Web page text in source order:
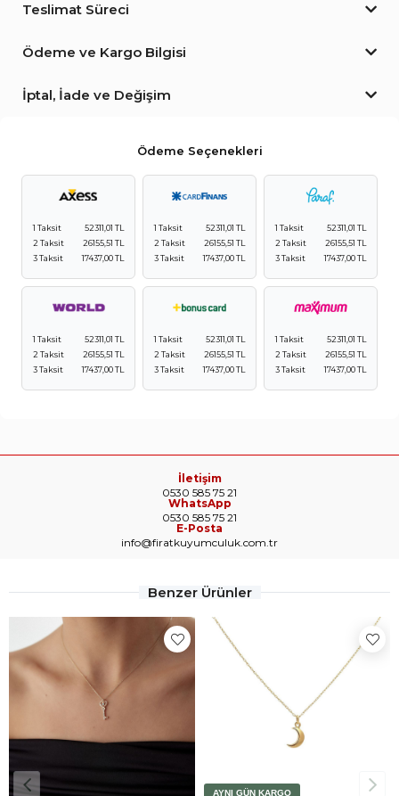
Teslimat Süreci
Ödeme ve Kargo Bilgisi
İptal, İade ve Değişim
Ödeme Seçenekleri
1 Taksit
52311,01 TL
2 Taksit
26155,51 TL
3 Taksit
17437,00 TL
1 Taksit
52311,01 TL
2 Taksit
26155,51 TL
3 Taksit
17437,00 TL
1 Taksit
52311,01 TL
2 Taksit
26155,51 TL
3 Taksit
17437,00 TL
1 Taksit
52311,01 TL
2 Taksit
26155,51 TL
3 Taksit
17437,00 TL
1 Taksit
52311,01 TL
2 Taksit
26155,51 TL
3 Taksit
17437,00 TL
1 Taksit
52311,01 TL
2 Taksit
26155,51 TL
3 Taksit
17437,00 TL
İletişim
0530 585 75 21
WhatsApp
0530 585 75 21
E-Posta
info@firatkuyumculuk.com.tr
Benzer Ürünler